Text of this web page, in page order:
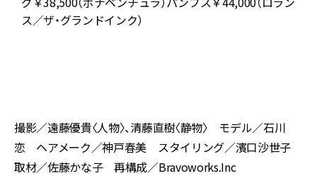
ス／ザ・グランドインク）
撮影／遠藤優貴〈人物〉、清藤直樹〈静物〉 モデル／石川
恋 ヘアメーク／神戸春美 スタイリング／濱口沙世子
取材／佐藤かな子 再構成／Bravoworks.Inc